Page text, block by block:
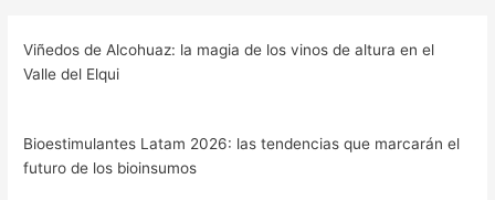
Viñedos de Alcohuaz: la magia de los vinos de altura en el
Valle del Elqui
Bioestimulantes Latam 2026: las tendencias que marcarán el
futuro de los bioinsumos